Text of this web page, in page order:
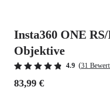
Insta360 ONE
Objektive
4.9 (31
83,99 €